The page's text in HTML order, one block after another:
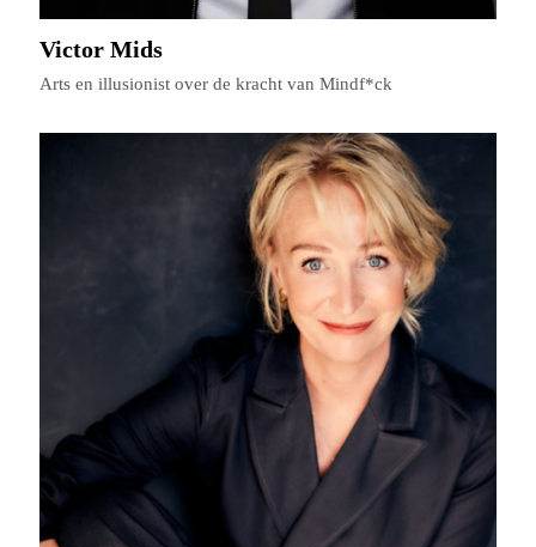
Victor Mids
Arts en illusionist over de kracht van Mindf*ck